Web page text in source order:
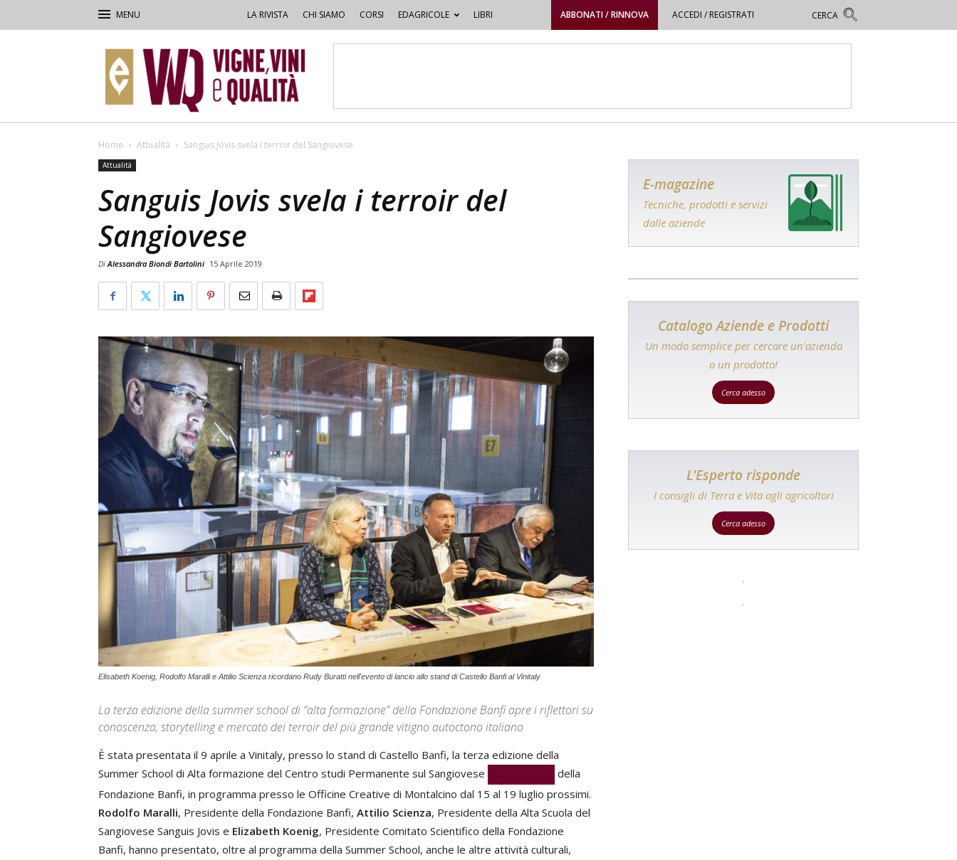
LA RIVISTA CHI SIAMO CORSI EDAGRICOLE LIBRI ABBONATI / RINNOVA ACCEDI / REGISTRATI
–
Vigne,
Vini
&
Home Attualità Sanguis Jovis svela i terroir del Sangiovese
Attualità
Sanguis Jovis svela i terroir del
Sangiovese
DiAlessandra Biondi Bartolini 15 Aprile 2019
Elisabeth Koenig, Rodolfo Maralli e Attilio Scienza ricordano Rudy Buratti nell'evento di lancio allo stand di Castello Banfi al Vinitaly
La terza edizione della summer school di “alta formazione” della Fondazione Banfi apre i riflettori su
conoscenza, storytelling e mercato dei terroir del più grande vitigno autoctono italiano
È stata presentata il 9 aprile a Vinitaly, presso lo stand di Castello Banfi, la terza edizione della
Summer School di Alta formazione del Centro studi Permanente sul Sangiovese
della
Fondazione Banfi, in programma presso le Officine Creative di Montalcino dal 15 al 19 luglio prossimi.
Rodolfo Maralli, Presidente della Fondazione Banfi, Attilio Scienza, Presidente della Alta Scuola del
Sangiovese Sanguis Jovis e Elizabeth Koenig, Presidente Comitato Scientifico della Fondazione
Banfi, hanno presentato, oltre al programma della Summer School, anche le altre attività culturali,
E-magazine
Tecniche, prodotti e servizi
dalle aziende
Catalogo Aziende e Prodotti
Un modo semplice per cercare un'azienda
o un prodotto!
Cerca adesso
L'Esperto risponde
I consigli di Terra e Vita agli agricoltori
Cerca adesso